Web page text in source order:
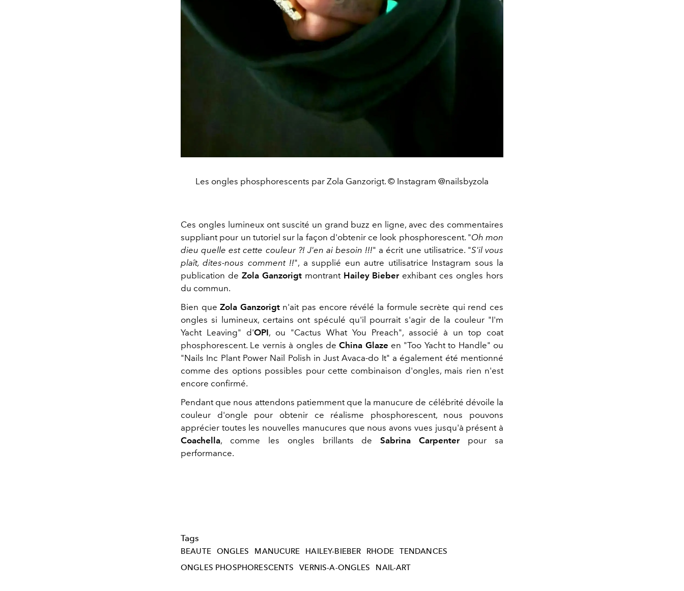
Les ongles phosphorescents par Zola Ganzorigt. © Instagram @nailsbyzola
Ces ongles lumineux ont suscité un grand buzz en ligne, avec des commentaires
suppliant pour un tutoriel sur la façon d'obtenir ce look phosphorescent. "Oh mon
dieu quelle est cette couleur ?! J'en ai besoin !!!" a écrit une utilisatrice. "S'il vous
plaît, dites-nous comment !!", a supplié eun autre utilisatrice Instagram sous la
publication de Zola Ganzorigtmontrant Hailey Bieberexhibant ces ongles hors
du commun.
Bien queZola Ganzorigtn'ait pas encore révélé la formule secrète qui rend ces
ongles si lumineux, certains ont spéculé qu'il pourrait s'agir de la couleur "I'm
Yacht Leaving" d'OPI, ou "Cactus What You Preach", associé à un top coat
phosphorescent. Le vernis à ongles deChina Glaze en "Too Yacht to Handle" ou
"Nails Inc Plant Power Nail Polish in Just Avaca-do It" a également été mentionné
comme des options possibles pour cette combinaison d'ongles, mais rien n'est
encore confirmé.
Pendant que nous attendons patiemment que la manucure de célébrité dévoile la
couleur d'ongle pour obtenir ce réalisme phosphorescent, nous pouvons
apprécier toutes les nouvelles manucures que nous avons vues jusqu'à présent à
Coachella, comme les ongles brillants deSabrina Carpenterpour sa
performance.
Tags
BEAUTE ONGLES MANUCURE HAILEY-BIEBER RHODE
TENDANCES
ONGLES PHOSPHORESCENTS
VERNIS-A-ONGLES NAIL-ART